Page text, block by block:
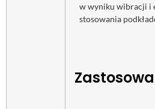
w wyniku wibracji i
stosowania